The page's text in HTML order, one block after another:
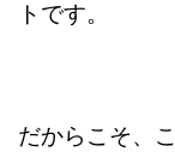
トです。
だからこそ、